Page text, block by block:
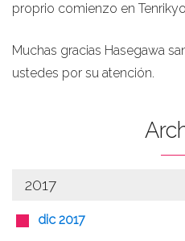
proprio comienzo en
Muchas gracias Hasegawa
ustedes por su atención.
2017
dic 2017